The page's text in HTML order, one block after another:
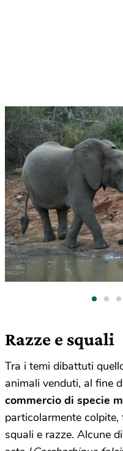
Razze e squali
Tra i temi dibattuti
animali venduti, al fine
commercio di specie
particolarmente
squali e razze. Alcune